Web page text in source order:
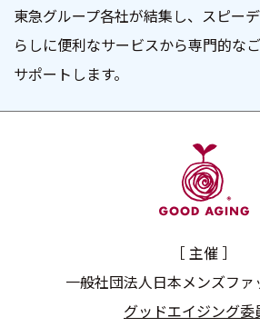
東急グループ各社が結集し、スピー
らしに便利なサービスから専門的な
サポートします。
［ 主催 ］
一般社団法人日本メンズフ
グッドエイジング委